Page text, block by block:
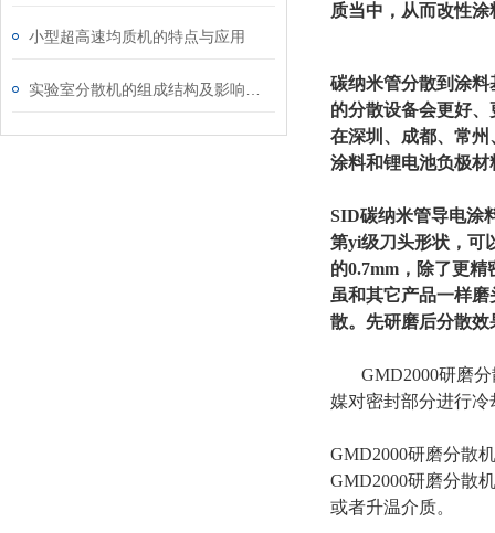
小型超高速均质机的特点与应用
质当中，从而改性
碳纳米管分散到涂
的分散设备会更好
在深圳、成都、常
涂料和锂电池负极
SID碳纳米管导电涂
第yi级刀头形状，可
的0.7mm，除了更
虽和其它产品一样
散。先研磨后分散
GMD2000研磨
媒对密封部分进行
GMD2000研磨分散
GMD2000研磨分散
或者升温介质。